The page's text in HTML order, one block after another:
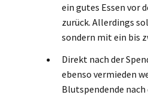
ein gutes Essen vor
zurück. Allerdings
sondern mit ein bis
Direkt nach der
ebenso vermieden
Blutspendende